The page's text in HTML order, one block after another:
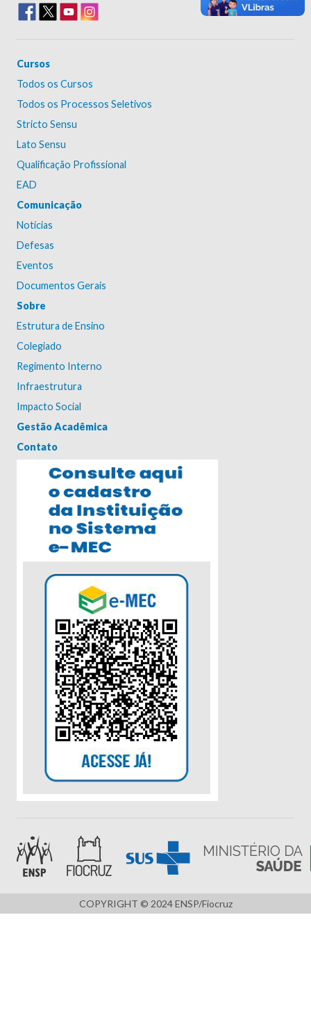
Cursos
Todos os Cursos
Todos os Processos Seletivos
Stricto Sensu
Lato Sensu
Qualificação Profissional
EAD
Comunicação
Notícias
Defesas
Eventos
Documentos Gerais
Sobre
Estrutura de Ensino
Colegiado
Regimento Interno
Infraestrutura
Impacto Social
Gestão Acadêmica
Contato
COPYRIGHT © 2024 ENSP/Fiocruz